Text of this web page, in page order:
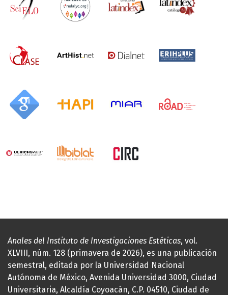
Anales del Instituto de Investigaciones Estéticas, vol.
XLVIII, núm. 128 (primavera de 2026), es una publicación
semestral, editada por la Universidad Nacional
Autónoma de México, Avenida Universidad 3000, Ciudad
Universitaria, Alcaldía Coyoacán, C.P. 04510, Ciudad de